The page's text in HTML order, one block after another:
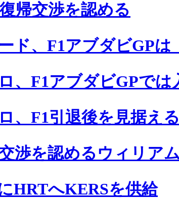
帰交渉を認める
ド、F1アブダビGPは
、F1アブダビGPでは
、F1引退後を見据える
渉を認めるウィリア
HRTへKERSを供給